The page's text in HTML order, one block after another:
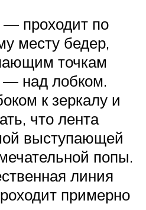
— проходит по
месту бедер,
точкам
— над лобком.
к зеркалу и
что лента
выступающей
попы.
линия
примерно